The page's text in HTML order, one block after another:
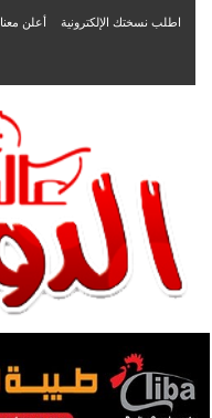
اطلب نسختك الإلكترونية أعلن معنا